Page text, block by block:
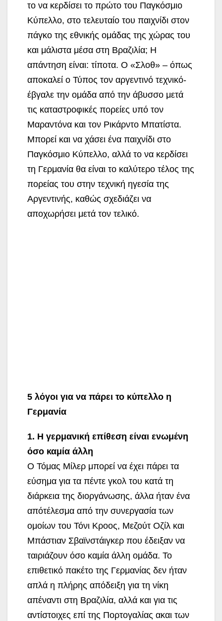
το να κερδίσει το πρώτο του Παγκόσμιο
Κύπελλο, στο τελευταίο του παιχνίδι στον
πάγκο της εθνικής ομάδας της χώρας του
και μάλιστα μέσα στη Βραζιλία; Η
απάντηση είναι: τίποτα. Ο «Σλοθ» – όπως
αποκαλεί ο Τύπος τον αργεντινό τεχνικό-
έβγαλε την ομάδα από την άβυσσο μετά
τις καταστροφικές πορείες υπό τον
Μαραντόνα και τον Ρικάρντο Μπατίστα.
Μπορεί και να χάσει ένα παιχνίδι στο
Παγκόσμιο Κύπελλο, αλλά το να κερδίσει
τη Γερμανία θα είναι το καλύτερο τέλος της
πορείας του στην τεχνική ηγεσία της
Αργεντινής, καθώς σχεδιάζει να
αποχωρήσει μετά τον τελικό.
5 λόγοι για να πάρει το κύπελλο η
Γερμανία
1. H γερμανική επίθεση είναι ενωμένη
όσο καμία άλλη
Ο Τόμας Μίλερ μπορεί να έχει πάρει τα
εύσημα για τα πέντε γκολ του κατά τη
διάρκεια της διοργάνωσης, άλλα ήταν ένα
απότέλεσμα από την συνεργασία των
ομοίων του Τόνι Κροος, Μεζούτ Οζίλ και
Μπάστιαν Σβαϊνστάιγκερ που έδειξαν να
ταιριάζουν όσο καμία άλλη ομάδα. Το
επιθετικό πακέτο της Γερμανίας δεν ήταν
απλά η πλήρης απόδειξη για τη νίκη
απέναντι στη Βραζιλία, αλλά και για τις
αντίστοιχες επί της Πορτογαλίας ακαι των